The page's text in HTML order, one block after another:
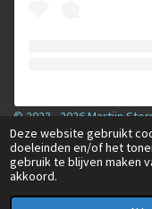
Deze website gebruikt
doeleinden en/of het
gebruik te blijven maken
akkoord.
© 2023 - 2026 Martijn
Powered byJouwWeb